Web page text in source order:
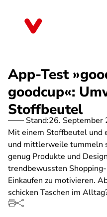
App-Test
goodcup«:
Stoffbeutel
Stand:26. September
Mit einem Stoffbeutel und
und mittlerweile tummeln
genug Produkte und
trendbewussten
Einkaufen zu motivieren.
schicken Taschen im